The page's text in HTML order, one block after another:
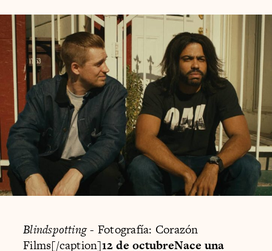
Blindspotting- Fotografía: Corazón
Films[/caption]12 de octubreNace una